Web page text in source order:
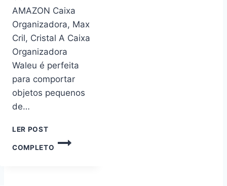
EXPOSITOR
ORGANIZADOR
CLOSET
GUARDA
ROUPAS
BRANCO
–
CÓD.101
AMAZON Caixa
Organizadora, Max
Cril, Cristal A Caixa
Organizadora
Waleu é perfeita
para comportar
objetos pequenos
de…
LER POST
COMPLETO
CAIXA